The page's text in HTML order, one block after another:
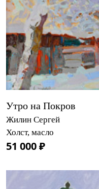
Утро на Покров
Жилин Сергей
Холст, масло
51 000 ₽